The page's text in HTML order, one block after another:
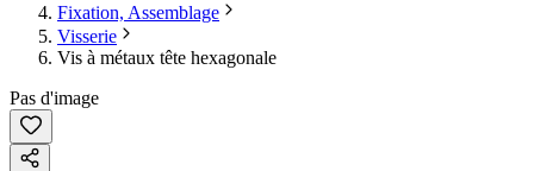
Fixation, Assemblage
Visserie
Vis à métaux tête hexagonale
Pas d'image